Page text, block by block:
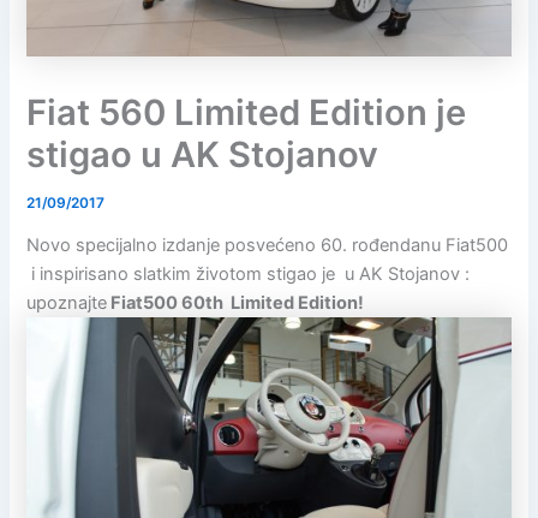
Fiat 560 Limited Edition je
stigao u AK Stojanov
21/09/2017
Novo specijalno izdanje posvećeno 60. rođendanu Fiat500
i inspirisano slatkim životom stigao je u AK Stojanov :
upoznajte Fiat500 60th Limited Edition!